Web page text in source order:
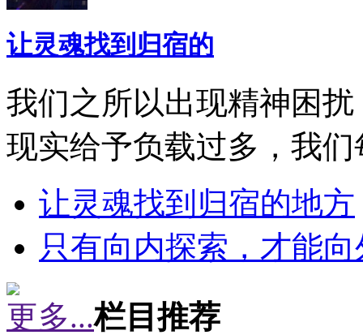
让灵魂找到归宿的
我们之所以出现精神困
现实给予负载过多，我
让灵魂找到归宿的地方
只有向内探索，才能
更多...栏目推荐